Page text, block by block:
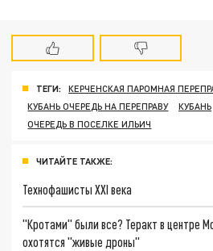
ТЕГИ:
КЕРЧЕНСКАЯ ПАРОМНАЯ
КУБАНЬ ОЧЕРЕДЬ НА ПЕРЕПРАВУ
КУБАНЬ
ОЧЕРЕДЬ В ПОСЕЛКЕ ИЛЬИЧ
ЧИТАЙТЕ ТАКЖЕ:
Технофашисты XXI века
"Кротами" были все? Теракт в центре
охотятся "живые дроны"